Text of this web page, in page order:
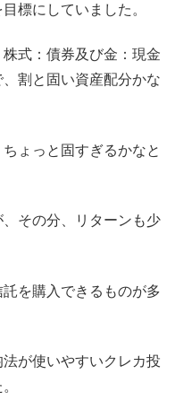
標にしていました。
式：債券及び金：現金
割と固い資産配分かな
ょっと固すぎるかなと
その分、リターンも少
を購入できるものが多
が使いやすいクレカ投